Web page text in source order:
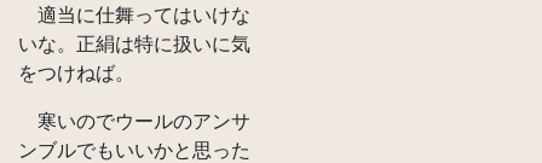
適当に仕舞ってはいけな
いな。正絹は特に扱いに気
をつけねば。
寒いのでウールのアンサ
ンブルでもいいかと思った